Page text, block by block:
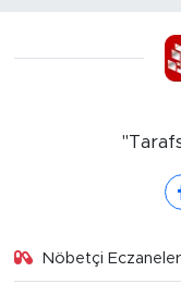
Nöbetçi Eczaneler